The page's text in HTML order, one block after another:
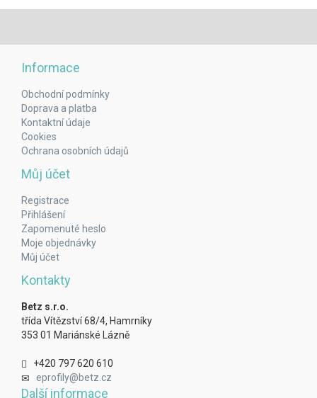
Informace
Obchodní podmínky
Doprava a platba
Kontaktní údaje
Cookies
Ochrana osobních údajů
Můj účet
Registrace
Přihlášení
Zapomenuté heslo
Moje objednávky
Můj účet
Kontakty
Betz s.r.o.
třída Vítězství 68/4, Hamrníky
353 01 Mariánské Lázně
+420 797 620 610
eprofily@betz.cz
Další informace